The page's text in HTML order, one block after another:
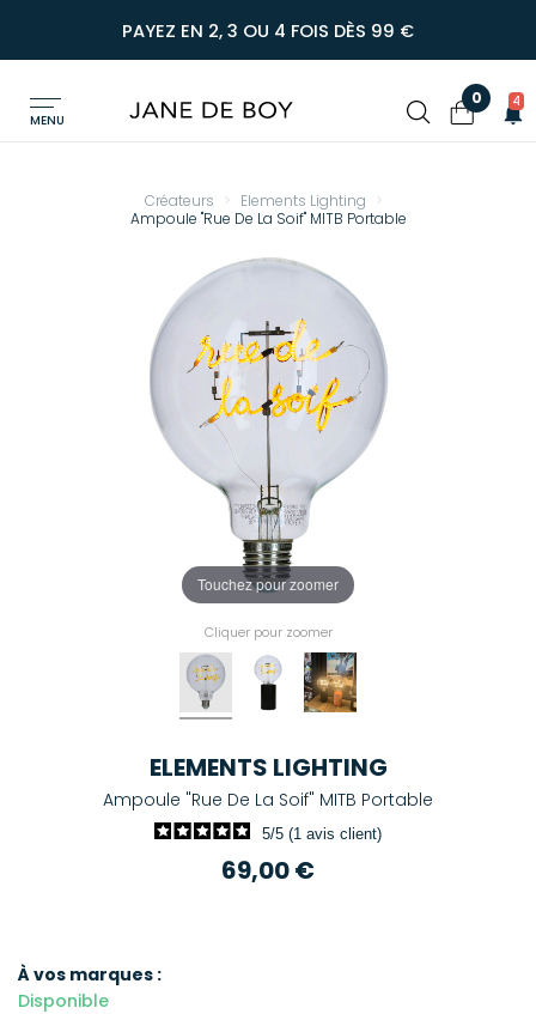
PAYEZ EN 2, 3 OU 4 FOIS DÈS 99 €
MENU
0 4
Créateurs
Elements Lighting
Ampoule "Rue De La Soif" MITB Portable
Touchez pour zoomer
Cliquer pour zoomer
ELEMENTS LIGHTING
Ampoule "Rue De La Soif" MITB Portable
5/5 (1 avis client)
69,00 €
À vos marques :
Disponible